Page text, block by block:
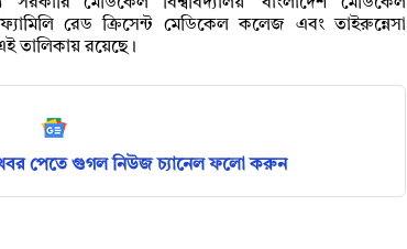
সরকারি মেডিকেল বিশ্ববিদ্যালয় ‘বাংলাদেশ মেডিকেল
রেড ক্রিসেন্ট মেডিকেল কলেজ এবং তাইরুন্নেসা
তালিকায় রয়েছে।
পেতে গুগল নিউজ চ্যানেল ফলো করুন